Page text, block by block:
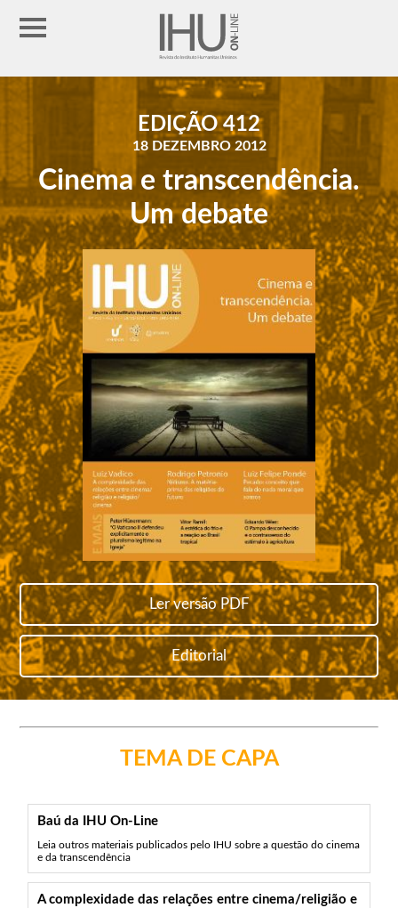
EDIÇÃO 412
18 DEZEMBRO 2012
Cinema e transcendência.
Um debate
Ler versão PDF
Editorial
TEMA DE CAPA
Baú da IHU On-Line
Leia outros materiais publicados pelo IHU sobre a questão do cinema
e da transcendência
A complexidade das relações entre cinema/religião e